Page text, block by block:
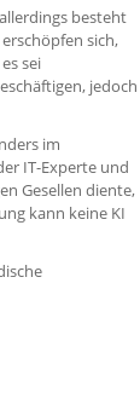
besteht
sich,
sei
jedoch
im
IT-Experte und
Gesellen diente,
kann keine KI